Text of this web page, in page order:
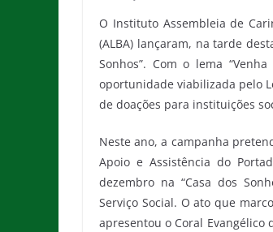
O Instituto Assembleia de
(ALBA) lançaram, na tarde
Sonhos”. Com o lema
oportunidade viabilizada pelo
de doações para instituições
Neste ano, a campanha
Apoio e Assistência do
dezembro na “Casa dos
Serviço Social. O ato que
apresentou o Coral Evangélico